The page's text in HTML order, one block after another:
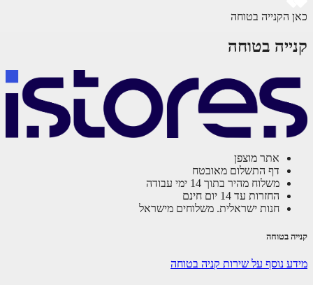
כאן הקנייה בטוחה
קנייה בטוחה
אתר מוצפן
דף התשלום מאובטח
משלוח מהיר בתוך 14 ימי עבודה
החזרות עד 14 יום חינם
חנות ישראלית. משלוחים מישראל
קנייה בטוחה
מידע נוסף על שירות קניה בטוחה